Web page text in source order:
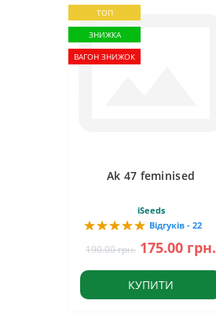
ТОП
ЗНИЖКА
ВАГОН ЗНИЖОК
Ak 47 feminised
iSeeds
Відгуків - 22
190.00 грн. 175.00 грн.
КУПИТИ